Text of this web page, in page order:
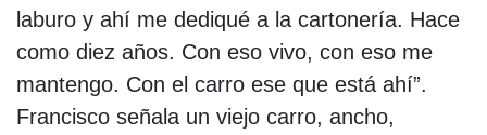
laburo y ahí me dediqué a la cartonería. Hace
como diez años. Con eso vivo, con eso me
mantengo. Con el carro ese que está ahí”.
Francisco señala un viejo carro, ancho,